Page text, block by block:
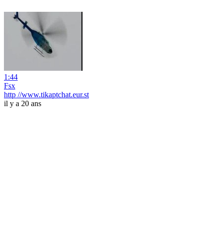
1:44
Fsx
http //www.tikaptchat.eur.st
il y a 20 ans